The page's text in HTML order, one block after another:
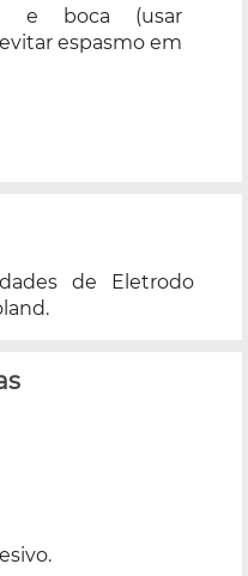
e boca (usar
espasmo em
de Eletrodo